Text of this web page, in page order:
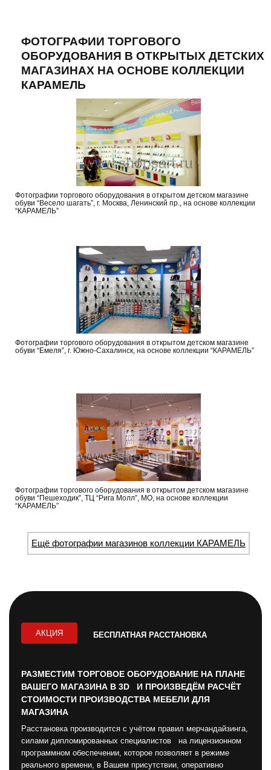
ФОТОГРАФИИ ТОРГОВОГО
ОБОРУДОВАНИЯ В ОТКРЫТЫХ ДЕТСКИХ
МАГАЗИНАХ НА ОСНОВЕ КОЛЛЕКЦИИ
КАРАМЕЛЬ
Фотографии торгового оборудования в открытом детском магазине
обуви “Весело шагать”, г. Москва, Ленинский пр., на основе коллекции
“КАРАМЕЛЬ”
Фотографии торгового оборудования в открытом детском магазине
обуви “Емеля”, г. Южно-Сахалинск, на основе коллекции “КАРАМЕЛЬ”
Фотографии торгового оборудования в открытом детском магазине
обуви “Пешеходик”, ТЦ “Рига Молл”, МО, на основе коллекции
“КАРАМЕЛЬ”
Ещё фотографии магазинов коллекции КАРАМЕЛЬ
АКЦИЯ БЕСПЛАТНАЯ РАССТАНОВКА
РАЗМЕСТИМ ТОРГОВОЕ ОБОРУДОВАНИЕ НА ПЛАНЕ
ВАШЕГО МАГАЗИНА В 3D И ПРОИЗВЕДЁМ РАСЧЁТ
СТОИМОСТИ ПРОИЗВОДСТВА МЕБЕЛИ ДЛЯ
МАГАЗИНА
Расстановка производится с учётом правил мерчандайзинга,
силами дипломированных специалистов на лицензионном
программном обеспечении, которое позволяет в режиме
реального времени, в Вашем присутствии, оперативно